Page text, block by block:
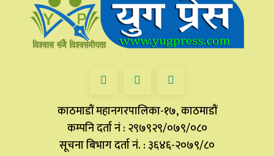
काठमाडौं महानगरपालिका-१७, काठमाडौं
कम्पनि दर्ता नं : २९७९२९/०७९/०८०
सूचना बिभाग दर्ता नं. : ३६४६-२०७९/८०